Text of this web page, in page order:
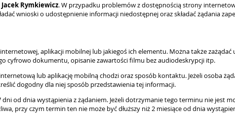
Jacek Rymkiewicz. W przypadku problemów z dostępnością strony
wnioski o udostępnienie informacji niedostępnej oraz składać żądania
aplikacji mobilnej lub jakiegoś ich elementu. Można także
cyfrowo dokumentu, opisanie zawartości filmu bez audiodeskrypcji itp.
lub aplikację mobilną chodzi oraz sposób kontaktu. Jeżeli osoba
dogodny dla niej sposób przedstawienia tej informacji.
od dnia wystąpienia z żądaniem. Jeżeli dotrzymanie tego terminu nie jest
przy czym termin ten nie może być dłuższy niż 2 miesiące od dnia